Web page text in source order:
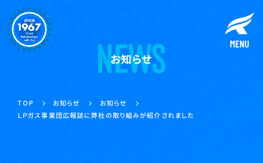
お知らせ
TOP お知らせ お知らせ
ＬＰガス事業団広報誌に弊社の取り組みが紹介されました